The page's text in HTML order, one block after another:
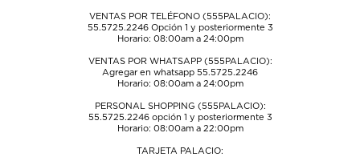
VENTAS POR TELÉFONO (555PALACIO):
55.5725.2246Opción 1 y posteriormente 3
Horario: 08:00am a 24:00pm
VENTAS POR WHATSAPP (555PALACIO):
Agregar en whatsapp 55.5725.2246
Horario: 08:00am a 24:00pm
PERSONAL SHOPPING (555PALACIO):
55.5725.2246opción 1 y posteriormente 3
Horario: 08:00am a 22:00pm
TARJETA PALACIO: